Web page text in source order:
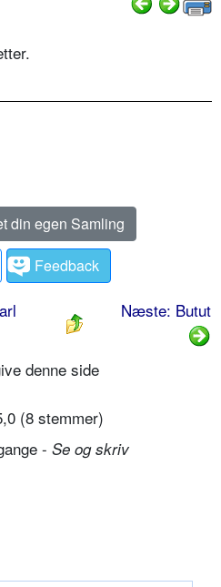
din egen Samling
Feedback
Næste: Butut
denne side
(8 stemmer)
- Se og skriv